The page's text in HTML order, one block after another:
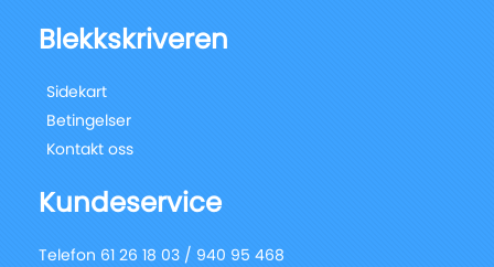
Blekkskriveren
Sidekart
Betingelser
Kontakt oss
Kundeservice
Telefon 61 26 18 03 / 940 95 468